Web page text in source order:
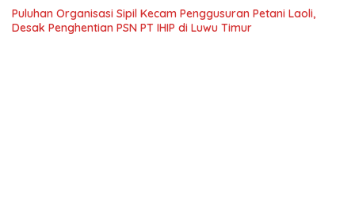
Puluhan Organisasi Sipil Kecam Penggusuran Petani Laoli,
Desak Penghentian PSN PT IHIP di Luwu Timur